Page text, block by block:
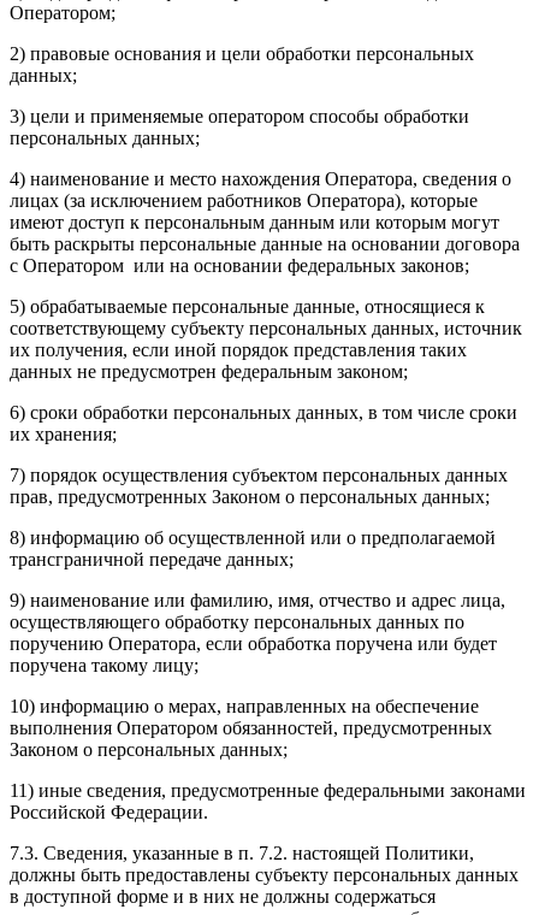
Оператором;
2) правовые основания и цели обработки персональных
данных;
3) цели и применяемые оператором способы обработки
персональных данных;
4) наименование и место нахождения Оператора, сведения о
лицах (за исключением работников Оператора), которые
имеют доступ к персональным данным или которым могут
быть раскрыты персональные данные на основании договора
с Оператором или на основании федеральных законов;
5) обрабатываемые персональные данные, относящиеся к
соответствующему субъекту персональных данных, источник
их получения, если иной порядок представления таких
данных не предусмотрен федеральным законом;
6) сроки обработки персональных данных, в том числе сроки
их хранения;
7) порядок осуществления субъектом персональных данных
прав, предусмотренных Законом о персональных данных;
8) информацию об осуществленной или о предполагаемой
трансграничной передаче данных;
9) наименование или фамилию, имя, отчество и адрес лица,
осуществляющего обработку персональных данных по
поручению Оператора, если обработка поручена или будет
поручена такому лицу;
10) информацию о мерах, направленных на обеспечение
выполнения Оператором обязанностей, предусмотренных
Законом о персональных данных;
11) иные сведения, предусмотренные федеральными законами
Российской Федерации.
7.3. Сведения, указанные в п. 7.2. настоящей Политики,
должны быть предоставлены субъекту персональных данных
в доступной форме и в них не должны содержаться